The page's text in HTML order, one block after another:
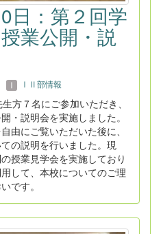
日：第２回学
業公開・説
ⅠⅡ部情報
方７名にご参加いただき、
・説明会を実施しました。
由にご覧いただいた後に、
の説明を行いました。現
授業見学会を実施しており
して、本校についてのご理
です。